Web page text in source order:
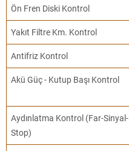
Ön Fren Diski Kontrol
Yakıt Filtre Km. Kontrol
Antifriz Kontrol
Akü Güç - Kutup Başı Kontrol
Aydınlatma Kontrol (Far-Sinyal-
Stop)